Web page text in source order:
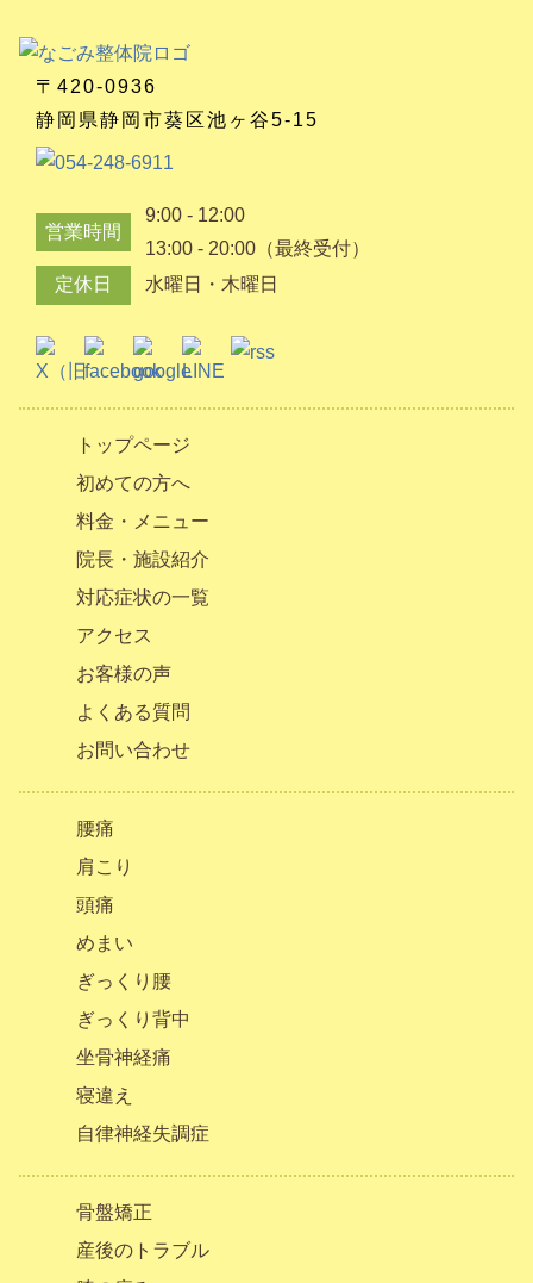
〒420-0936
静岡県静岡市葵区池ヶ谷5-15
営業時間
9:00 - 12:00
13:00 - 20:00（最終受付）
定休日
水曜日・木曜日
トップページ
初めての方へ
料金・メニュー
院長・施設紹介
対応症状の一覧
アクセス
お客様の声
よくある質問
お問い合わせ
腰痛
肩こり
頭痛
めまい
ぎっくり腰
ぎっくり背中
坐骨神経痛
寝違え
自律神経失調症
骨盤矯正
産後のトラブル